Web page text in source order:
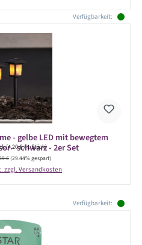
Verfügbarkeit:
- gelbe LED mit bewegtem
- schwarz - 2er Set
(4,20 € / 1 Stück)
Preis:
€(29.44% gespart)
zzgl. Versandkosten
Verfügbarkeit: